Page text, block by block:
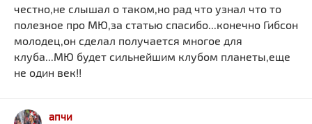
честно,не слышал о таком,но рад что узнал что то
полезное про МЮ,за статью спасибо...конечно Гибсон
молодец,он сделал получается многое для
клуба...МЮ будет сильнейшим клубом планеты,еще
не один век!!
апчи